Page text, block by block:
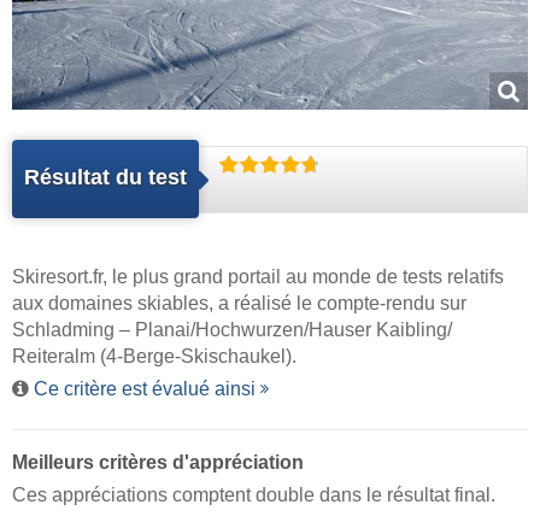
Résultat du test
Skiresort.fr, le plus grand portail au monde de tests relatifs
aux domaines skiables, a réalisé le compte-rendu sur
Schladming – Planai/​Hochwurzen/​Hauser Kaibling/​
Reiteralm (4-Berge-Skischaukel).
Ce critère est évalué ainsi
Meilleurs critères d'appréciation
Ces appréciations comptent double dans le résultat final.